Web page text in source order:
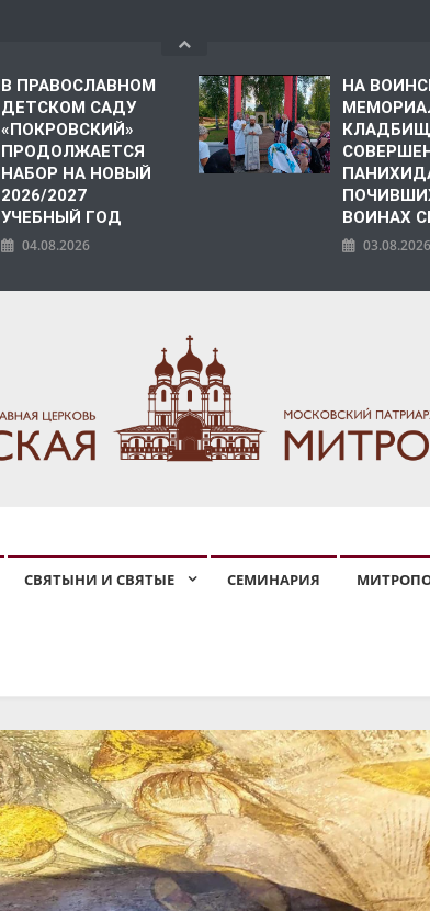
В ПРАВОСЛАВНОМ
ДЕТСКОМ САДУ
«ПОКРОВСКИЙ»
ПРОДОЛЖАЕТСЯ
НАБОР НА НОВЫЙ
2026/2027
УЧЕБНЫЙ ГОД
04.08.2026
НА
ВОИНАХ
СВЯТЫНИ И СВЯТЫЕ СЕМИНАРИЯ